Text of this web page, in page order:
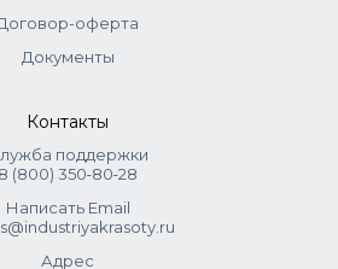
оферта
Документы
Контакты
поддержки
8 (800) 350‑80‑28
Написать Email
Адрес